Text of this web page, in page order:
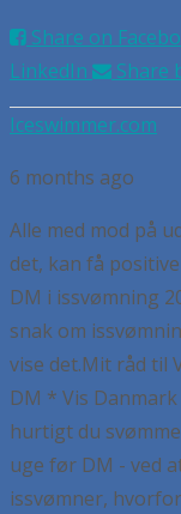
Share on
LinkedIn
Share
Iceswimmer.com
6 months ago
Alle med mod på
det, kan få
DM i issvømning
snak om
vise det.Mit råd til
DM * Vis
hurtigt du
uge før DM - ved
issvømner,